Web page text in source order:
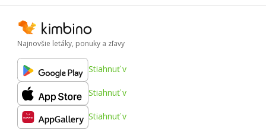
Najnovšie letáky, ponuky a zľavy
Stiahnuť v
Stiahnuť v
Stiahnuť v